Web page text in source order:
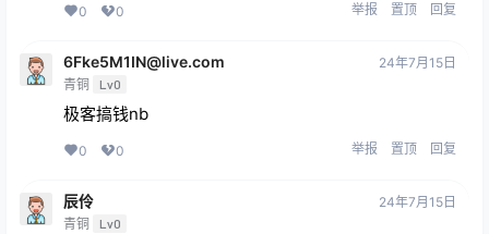
0 0 举报 置顶 回复
6Fke5M1IN@live.com
青铜 Lv0
24年7月15日
极客搞钱nb
0 0 举报 置顶 回复
辰伶
青铜 Lv0
24年7月15日